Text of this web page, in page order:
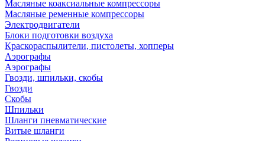
Масляные коаксиальные компрессоры
Масляные ременные компрессоры
Электродвигатели
Блоки подготовки воздуха
Краскораспылители, пистолеты, хопперы
Аэрографы
Аэрографы
Гвозди, шпильки, скобы
Гвозди
Скобы
Шпильки
Шланги пневматические
Витые шланги